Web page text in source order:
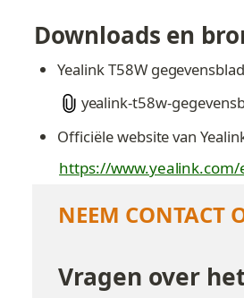
Downloads en
Yealink T58W gegevensblad
yealink-t58w-
Officiële website van
https://www.yealink.com/
NEEM CONTACT
Vragen over